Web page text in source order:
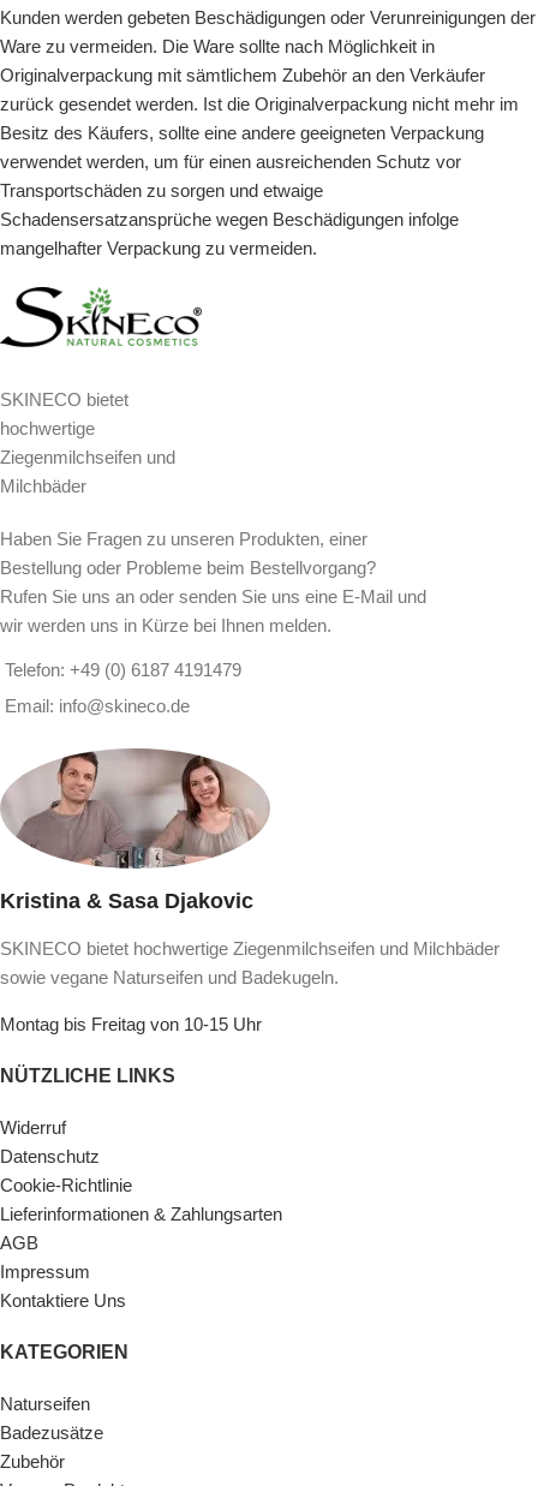
Kunden werden gebeten Beschädigungen oder Verunreinigungen der
Ware zu vermeiden. Die Ware sollte nach Möglichkeit in
Originalverpackung mit sämtlichem Zubehör an den Verkäufer
zurück gesendet werden. Ist die Originalverpackung nicht mehr im
Besitz des Käufers, sollte eine andere geeigneten Verpackung
verwendet werden, um für einen ausreichenden Schutz vor
Transportschäden zu sorgen und etwaige
Schadensersatzansprüche wegen Beschädigungen infolge
mangelhafter Verpackung zu vermeiden.
SKINECO bietet
hochwertige
Ziegenmilchseifen und
Milchbäder
Haben Sie Fragen zu unseren Produkten, einer
Bestellung oder Probleme beim Bestellvorgang?
Rufen Sie uns an oder senden Sie uns eine E-Mail und
wir werden uns in Kürze bei Ihnen melden.
Telefon: +49 (0) 6187 4191479
Email: info@skineco.de
Kristina & Sasa Djakovic
SKINECO bietet hochwertige Ziegenmilchseifen und Milchbäder
sowie vegane Naturseifen und Badekugeln.
Montag bis Freitag von 10-15 Uhr
NÜTZLICHE LINKS
Widerruf
Datenschutz
Cookie-Richtlinie
Lieferinformationen & Zahlungsarten
AGB
Impressum
Kontaktiere Uns
KATEGORIEN
Naturseifen
Badezusätze
Zubehör